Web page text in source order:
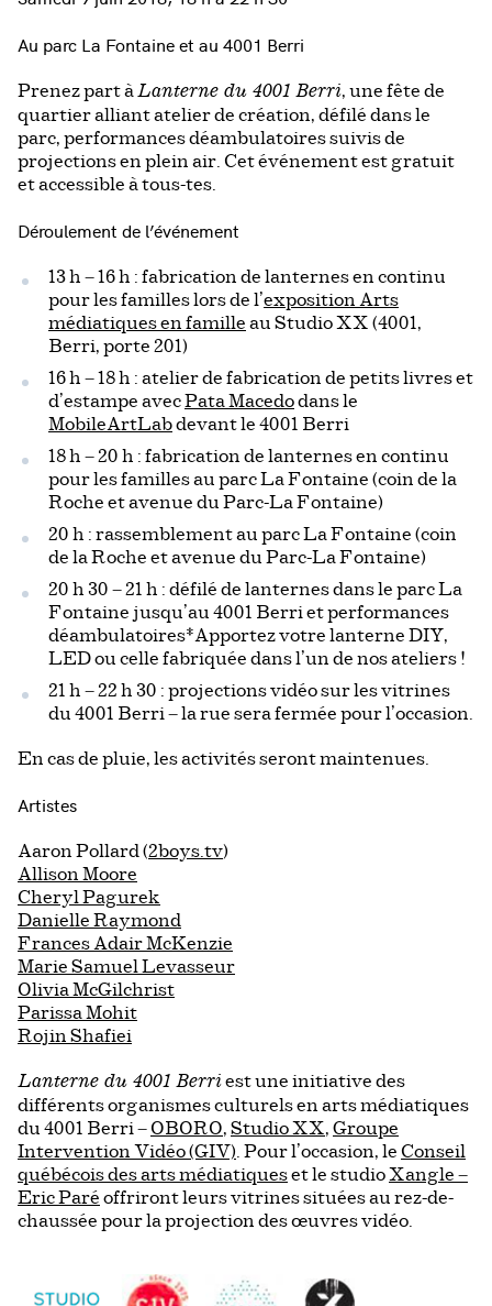
Au parc La Fontaine et au 4001 Berri
Prenez part àLanterne du 4001 Berri, une fête de
quartier alliant atelier de création, défilé dans le
parc, performances déambulatoires suivis de
projections en plein air. Cet événement est gratuit
et accessible à tous-tes.
Déroulement de l’événement
13 h – 16 h : fabrication de lanternes en continu
pour les familles lors de l’exposition Arts
médiatiques en famille au Studio XX (4001,
Berri, porte 201)
16 h – 18 h : atelier de fabrication de petits livres et
d’estampe avecPata Macedodans le
MobileArtLabdevant le 4001 Berri
18 h – 20 h : fabrication de lanternes en continu
pour les familles au parc La Fontaine (coin de la
Roche et avenue du Parc-La Fontaine)
20 h : rassemblement au parc La Fontaine (coin
de la Roche et avenue du Parc-La Fontaine)
20 h 30 – 21 h : défilé de lanternes dans le parc La
Fontaine jusqu’au 4001 Berri et performances
déambulatoires*Apportez votre lanterne DIY,
LED ou celle fabriquée dans l’un de nos ateliers !
21 h – 22 h 30 : projections vidéo sur les vitrines
du 4001 Berri – la rue sera fermée pour l’occasion.
En cas de pluie, les activités seront maintenues.
Artistes
Aaron Pollard (2boys.tv)
Allison Moore
Cheryl Pagurek
Danielle Raymond
Frances Adair McKenzie
Marie Samuel Levasseur
Olivia McGilchrist
Parissa Mohit
Rojin Shafiei
Lanterne du 4001 Berriest une initiative des
différents organismes culturels en arts médiatiques
du 4001 Berri – OBORO, Studio XX, Groupe
Intervention Vidéo (GIV). Pour l’occasion, le Conseil
québécois des arts médiatiqueset le studioXangle –
Eric Paré offriront leurs vitrines situées au rez-de-
chaussée pour la projection des œuvres vidéo.